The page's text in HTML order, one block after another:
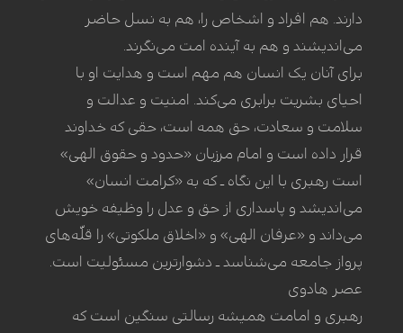
دارند. هم افراد و اشخاص را، هم به نسل حاضر
می‌اندیشند و هم به آینده امت می‌نگرند.
برای آنان یک انسان هم مهم است و هدایت او با
احیای بشریت برابری می‌کند. امنیت و عدالت و
سلامت و سعادت، حق همه است، حقی که خداوند
قرار داده است و امام مرزبان «حدود و حقوق الهی»
است رهبری با این نگاه ـ که به «کرامت انسان»
می‌اندیشد و پاسداری از حق و عدل را وظیفه خویش
می‌داند و «عرفان الهی» و «اخلاق ملکوتی» را قلّه‌های
پرواز جامعه می‌شناسد ـ دشوارترین مسئولیت است.
عصر هادوی
رهبری و امامت همیشه رسالتی سنگین است که